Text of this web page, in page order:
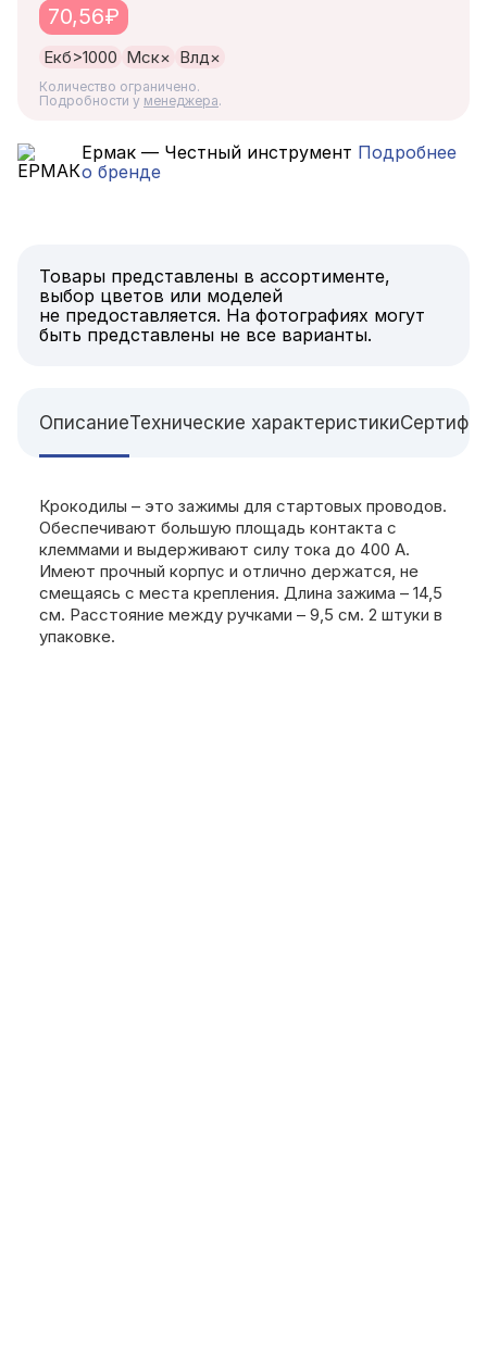
Количество ограничено.
Подробности у менеджера.
Екб>1000 Мск× Влд×
70,56₽
Ермак — Честный инструмент Подробнее
о бренде
Товары представлены в ассортименте,
выбор цветов или моделей
не предоставляется. На фотографиях могут
быть представлены не все варианты.
ОписаниеТехнические характеристики
Крокодилы – это зажимы для стартовых проводов.
Обеспечивают большую площадь контакта с
клеммами и выдерживают силу тока до 400 А.
Имеют прочный корпус и отлично держатся, не
смещаясь с места крепления. Длина зажима – 14,5
см. Расстояние между ручками – 9,5 см. 2 штуки в
упаковке.